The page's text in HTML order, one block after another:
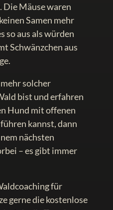
Die Mäuse waren
Samen mehr
so aus als würden
Schwänzchen aus
solcher
bist und erfahren
Hund mit offenen
kannst, dann
nächsten
– es gibt immer
für
gerne die kostenlose